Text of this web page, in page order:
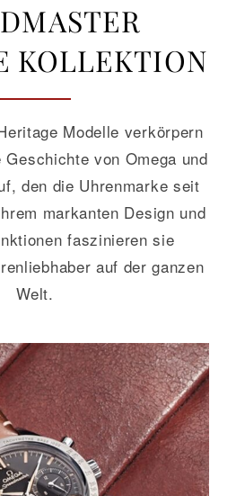
KOLLEKTION
Modelle verkörpern
von Omega und
den die Uhrenmarke seit
markanten Design und
faszinieren sie
auf der ganzen
Welt.